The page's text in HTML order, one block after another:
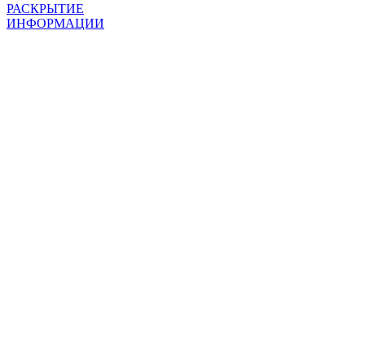
РАСКРЫТИЕ
ИНФОРМАЦИИ